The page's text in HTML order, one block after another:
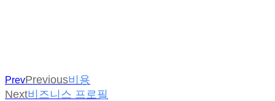
PrevPrevious비용
Next비즈니스 프로필